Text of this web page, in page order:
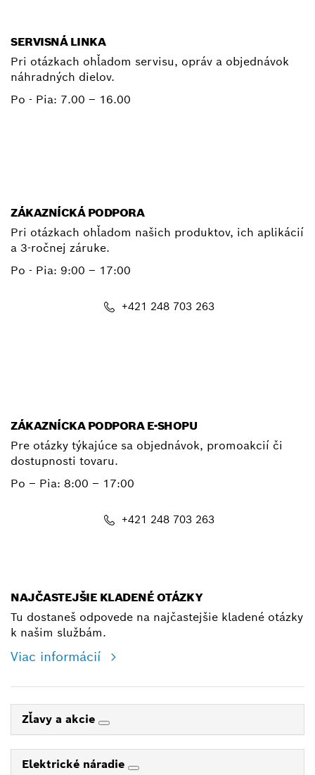
SERVISNÁ LINKA
Pri otázkach ohľadom servisu, opráv a objednávok
náhradných dielov.
Po - Pia: 7.00 – 16.00
ZÁKAZNÍCKÁ PODPORA
Pri otázkach ohľadom našich produktov, ich aplikácií
a 3-ročnej záruke.
Po - Pia: 9:00 – 17:00
+421 248 703 263
ZÁKAZNÍCKA PODPORA E-SHOPU
Pre otázky týkajúce sa objednávok, promoakcií či
dostupnosti tovaru.
Po – Pia: 8:00 – 17:00
+421 248 703 263
NAJČASTEJŠIE KLADENÉ OTÁZKY
Tu dostaneš odpovede na najčastejšie kladené otázky
k našim službám.
Viac informácií
Zľavy a akcie
Elektrické náradie